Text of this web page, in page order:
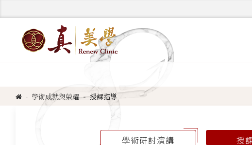
學術成就與榮耀 授課指導
學術研討演講 授